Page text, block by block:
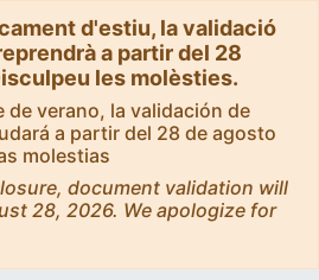
d'estiu, la validació
a partir del 28
les molèsties.
de verano, la validación de
a partir del 28 de agosto
molestias
document validation will
28, 2026. We apologize for